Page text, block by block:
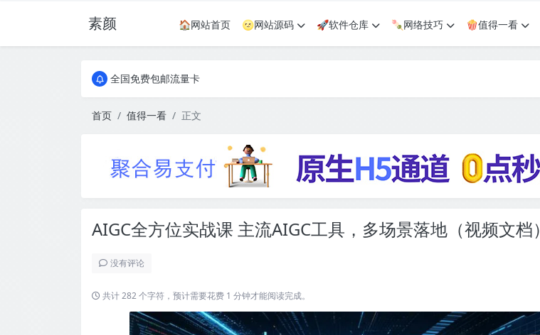
素颜 🏠网站首页 🌝网站源码 🚀软件仓库 🍡网络技巧 🍿值得一看
全国免费包邮流量卡
全国免费包邮流量卡
首页
值得一看 正文
AIGC全方位实战课 主流AIGC工具，多场景落地（视频文档）
没有评论
共计 282 个字符，预计需要花费 1 分钟才能阅读完成。